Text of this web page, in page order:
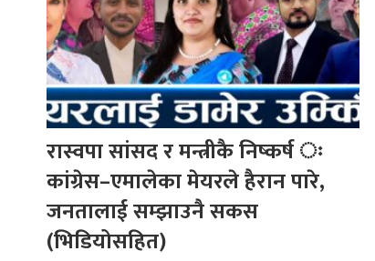
रास्वपा सांसद र मन्त्रीकै निष्कर्ष ः
कांग्रेस–एमालेका मेयरले हैरान पारे,
जनतालाई सम्झाउनै सकस
(भिडियोसहित)